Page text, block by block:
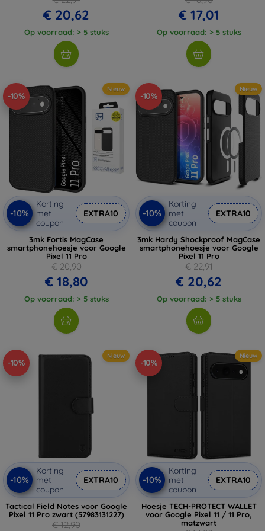
€ 20,62
Op voorraad: > 5 stuks
€ 17,01
Op voorraad: > 5 stuks
-10%
Nieuw
-10%
Korting
met
coupon
EXTRA10
3mk Fortis MagCase
smartphonehoesje voor Google
Pixel 11 Pro
€ 20,90
€ 18,80
Op voorraad: > 5 stuks
-10%
Nieuw
-10%
Korting
met
coupon
EXTRA10
3mk Hardy Shockproof MagCase
smartphonehoesje voor Google
Pixel 11 Pro
€ 22,91
€ 20,62
Op voorraad: > 5 stuks
-10%
Nieuw
-10%
Korting
met
coupon
EXTRA10
Tactical Field Notes voor Google
Pixel 11 Pro zwart (57983131227)
€ 12,90
-10%
Nieuw
-10%
Korting
met
coupon
EXTRA10
Hoesje TECH-PROTECT WALLET
voor Google Pixel 11 / 11 Pro,
matzwart